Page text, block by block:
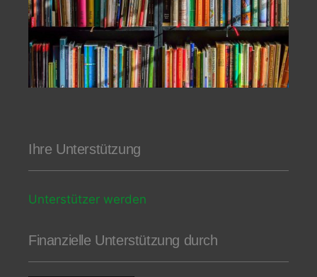
Ihre Unterstützung
Unterstützer werden
Finanzielle Unterstützung durch